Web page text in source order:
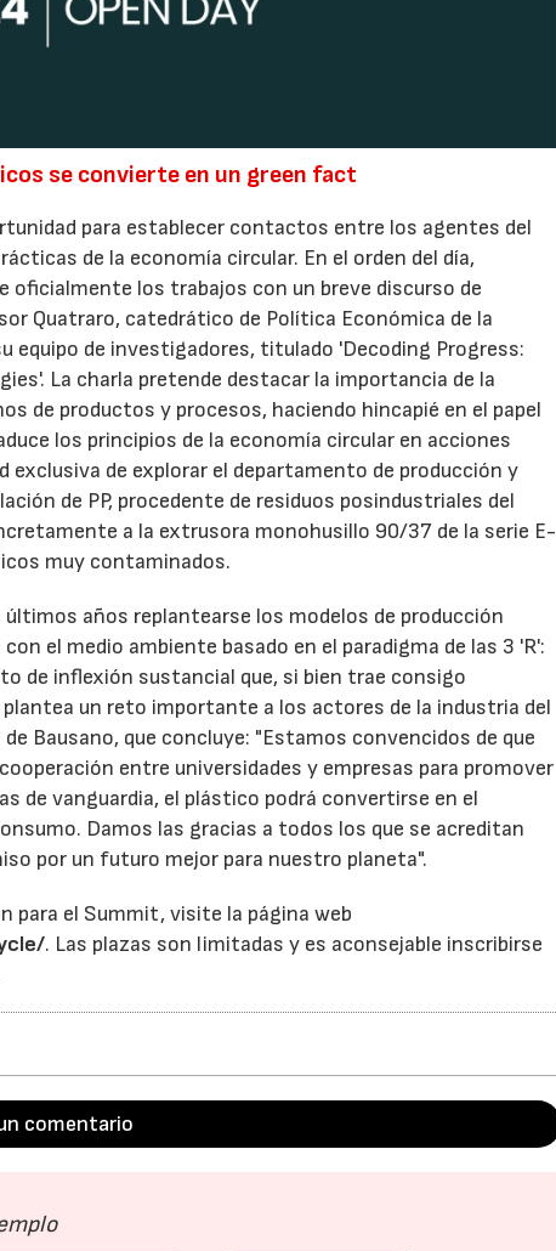
se convierte en un green fact
para establecer contactos entre los agentes del
de la economía circular. En el orden del día,
oficialmente los trabajos con un breve discurso de
Quatraro, catedrático de Política Económica de la
equipo de investigadores, titulado 'Decoding Progress:
La charla pretende destacar la importancia de la
de productos y procesos, haciendo hincapié en el papel
los principios de la economía circular en acciones
de explorar el departamento de producción y
de PP, procedente de residuos posindustriales del
a la extrusora monohusillo 90/37 de la serie E-
muy contaminados.
años replantearse los modelos de producción
el medio ambiente basado en el paradigma de las 3 'R':
de inflexión sustancial que, si bien trae consigo
un reto importante a los actores de la industria del
Bausano, que concluye: "Estamos convencidos de que
entre universidades y empresas para promover
de vanguardia, el plástico podrá convertirse en el
Damos las gracias a todos los que se acreditan
por un futuro mejor para nuestro planeta".
para el Summit, visite la página web
. Las plazas son limitadas y es aconsejable inscribirse
comentario
23/07/2026